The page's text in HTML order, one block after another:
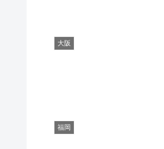
大阪
福岡